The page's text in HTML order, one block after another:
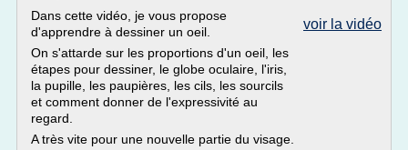
voir la vidéo
Dans cette vidéo, je vous propose
d'apprendre à dessiner un oeil.
On s'attarde sur les proportions d'un oeil, les
étapes pour dessiner, le globe oculaire, l'iris,
la pupille, les paupières, les cils, les sourcils
et comment donner de l'expressivité au
regard.
A très vite pour une nouvelle partie du visage.